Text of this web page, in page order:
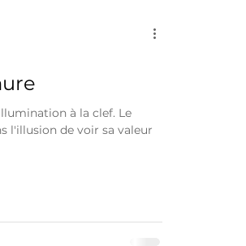
à la clef. Le
l'illusion de voir sa valeur